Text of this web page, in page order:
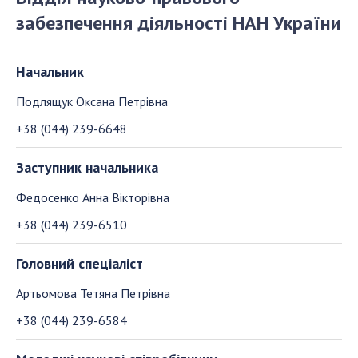
Апарат Президії
Секція фізико-технічних і математичних
Секція хімічних і біологічних наук
Секція суспільних і гуманітарних наук
Установи при Президії
Ради, комітети та комісії
Наукові центри МОН та НАН України
Громадські організації
забезпечення діяльності НАН України
Начальник
Подлящук Оксана Петрівна
+38 (044) 239-6648
Заступник начальника
Федосенко Анна Вікторівна
+38 (044) 239-6510
Головний спеціаліст
Артьомова Тетяна Петрівна
+38 (044) 239-6584